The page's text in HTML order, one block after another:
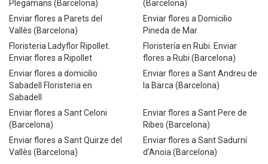
Plegamans (Barcelona)
(Barcelona)
Enviar flores a Parets del
Vallès (Barcelona)
Enviar flores a Domicilio
Pineda de Mar
Floristeria Ladyflor Ripollet.
Enviar flores a Ripollet
Floristería en Rubi. Enviar
flores a Rubi (Barcelona)
Enviar flores a domicilio
Sabadell Floristeria en
Sabadell
Enviar flores a Sant Andreu de
la Barca (Barcelona)
Enviar flores a Sant Celoni
(Barcelona)
Enviar flores a Sant Pere de
Ribes (Barcelona)
Enviar flores a Sant Quirze del
Vallès (Barcelona)
Enviar flores a Sant Sadurní
d'Anoia (Barcelona)